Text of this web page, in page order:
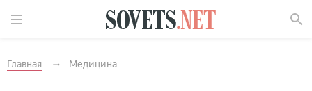
Главная Медицина